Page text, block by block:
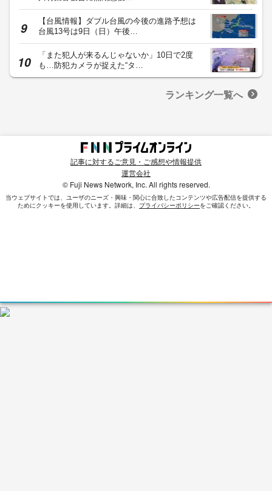
【台風情報】ダブル台風の今後の進路予想は
台風13号は9日（日）午後…
「また犯人が来るんじゃないか」10日で2度
も…防犯カメラが捉えた“タ…
ランキング一覧へ
記事に対するご意見・ご感想や情報提供
運営会社
© Fuji News Network, Inc. All rights reserved.
当ウェブサイトでは、ユーザのニーズ・興味・関⼼に合致したコンテンツや広告配信を提供する
ためにクッキーを使⽤しています。詳細は、 プライバシーポリシーをご確認ください。